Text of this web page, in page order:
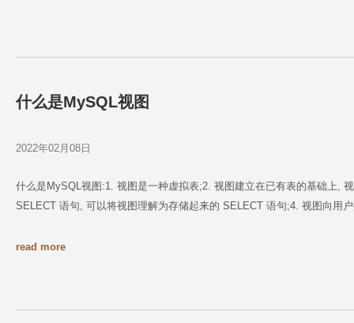
什么是MySQL视图
2022年02月08日
什么是MySQL视图:1. 视图是一种虚拟表;2. 视图建立在已有表的基础上,
SELECT 语句, 可以将视图理解为存储起来的 SELECT 语句;4. 视图向用
read more